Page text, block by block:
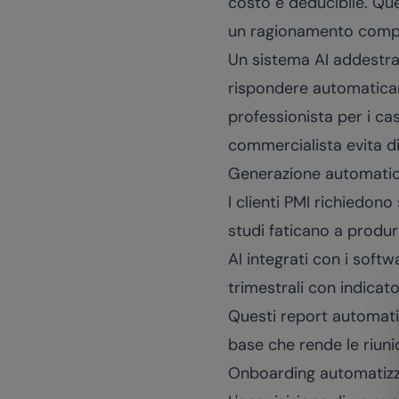
un ragionamento
Un sistema AI
rispondere
professionista per i
commercialista evita
Generazione
I clienti PMI
studi faticano a
AI integrati con i
trimestrali con
Questi report
base che rende le
Onboarding